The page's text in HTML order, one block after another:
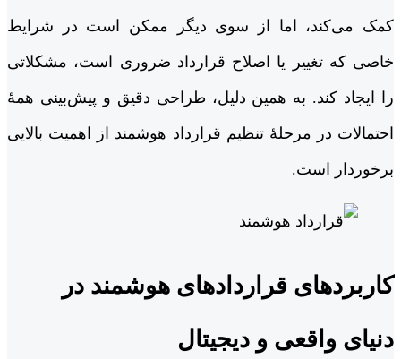
کمک می‌کند، اما از سوی دیگر ممکن است در شرایط
خاصی که تغییر یا اصلاح قرارداد ضروری است، مشکلاتی
را ایجاد کند. به همین دلیل، طراحی دقیق و پیش‌بینی همۀ
احتمالات در مرحلۀ تنظیم قرارداد هوشمند از اهمیت بالایی
برخوردار است.
کاربردهای قراردادهای هوشمند در
دنیای واقعی و دیجیتال